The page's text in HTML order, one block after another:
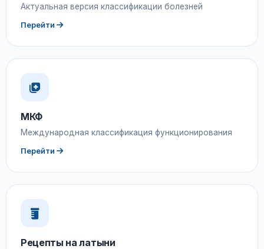
Актуальная версия классификации болезней
Перейти
МКФ
Международная классификация функционирования
Перейти
Рецепты на латыни